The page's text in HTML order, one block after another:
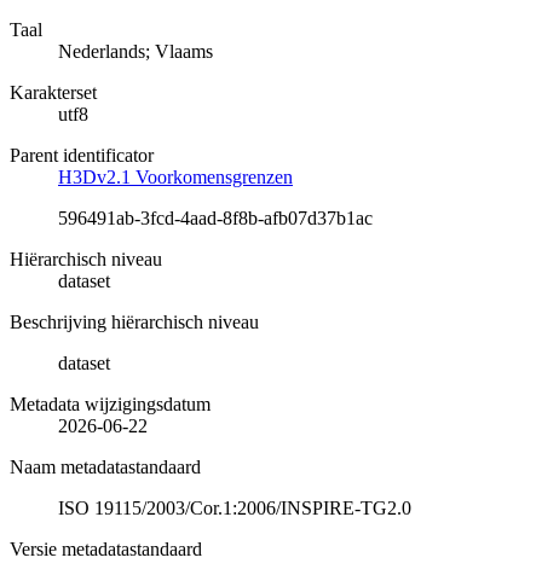
Taal
Nederlands; Vlaams
Karakterset
utf8
Parent identificator
H3Dv2.1 Voorkomensgrenzen
596491ab-3fcd-4aad-8f8b-afb07d37b1ac
Hiërarchisch niveau
dataset
Beschrijving hiërarchisch niveau
dataset
Metadata wijzigingsdatum
2026-06-22
Naam metadatastandaard
ISO 19115/2003/Cor.1:2006/INSPIRE-TG2.0
Versie metadatastandaard